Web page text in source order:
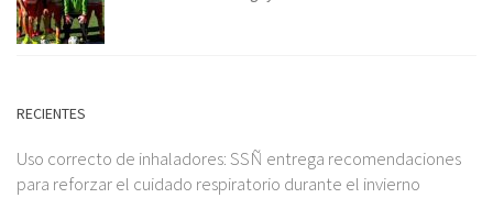
RECIENTES
Uso correcto de inhaladores: SSÑ entrega recomendaciones
para reforzar el cuidado respiratorio durante el invierno